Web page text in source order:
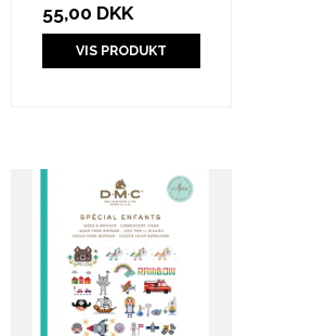
55,00 DKK
VIS PRODUKT